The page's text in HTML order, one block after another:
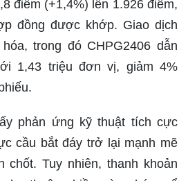
điểm (+1,4%) lên 1.926 điểm,
đồng được khớp. Giao dịch
trong đó CHPG2406 dẫn
1,43 triệu đơn vị, giảm 4%
phản ứng kỹ thuật tích cực
cầu bắt đáy trở lại mạnh mẽ
chốt. Tuy nhiên, thanh khoản